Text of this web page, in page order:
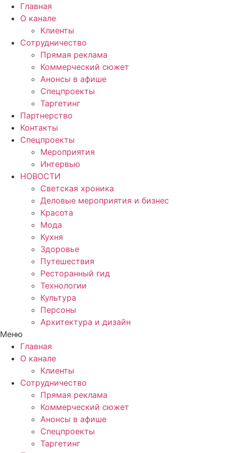
Главная
О канале
Клиенты
Сотрудничество
Прямая реклама
Коммерческий сюжет
Анонсы в афише
Cпецпроекты
Таргетинг
Партнерство
Контакты
Спецпроекты
Мероприятия
Интервью
НОВОСТИ
Светская хроника
Деловые мероприятия и бизнес
Красота
Мода
Кухня
Здоровье
Путешествия
Ресторанный гид
Технологии
Культура
Персоны
Архитектура и дизайн
Меню
Главная
О канале
Клиенты
Сотрудничество
Прямая реклама
Коммерческий сюжет
Анонсы в афише
Cпецпроекты
Таргетинг